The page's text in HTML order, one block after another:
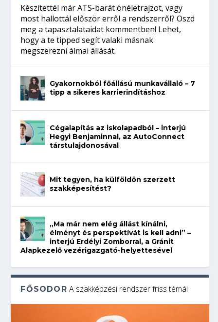
Készítettél már ATS-barát önéletrajzot, vagy
most hallottál először erről a rendszerről? Oszd
meg a tapasztalataidat kommentben! Lehet,
hogy a te tipped segít valaki másnak
megszerezni álmai állását.
Gyakornokból főállású munkavállaló – 7
tipp a sikeres karrierindításhoz
Cégalapítás az iskolapadból – interjú
Hegyi Benjaminnal, az AutoConnect
társtulajdonosával
Mit tegyen, ha külföldön szerzett
szakképesítést?
„Ma már nem elég állást kínálni,
élményt és perspektívát is kell adni” –
interjú Erdélyi Zomborral, a Gránit
Alapkezelő vezérigazgató-helyettesével
FŐSODOR A szakképzési rendszer friss témái